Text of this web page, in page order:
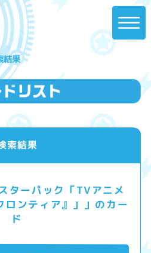
結果
索結果
ターパック「TVアニメ
ロンティア』」」のカー
ド